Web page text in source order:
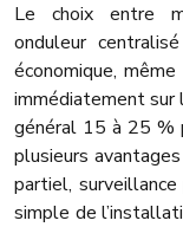
Le choix entre
onduleur
économique,
immédiatement sur
général 15 à 25 %
plusieurs
partiel,
simple de